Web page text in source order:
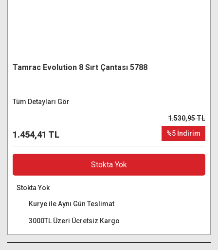
Tamrac Evolution 8 Sırt Çantası 5788
Tüm Detayları Gör
1.454,41 TL
1.530,95 TL
%5 İndirim
Stokta Yok
Stokta Yok
Kurye ile Aynı Gün Teslimat
3000TL Üzeri Ücretsiz Kargo